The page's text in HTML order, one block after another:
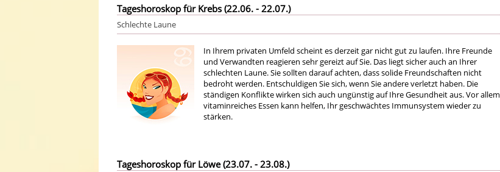
Tageshoroskop für Krebs (22.06. - 22.07.)
Schlechte Laune
In Ihrem privaten Umfeld scheint es derzeit gar nicht gut zu laufen. Ihre Freunde
und Verwandten reagieren sehr gereizt auf Sie. Das liegt sicher auch an Ihrer
schlechten Laune. Sie sollten darauf achten, dass solide Freundschaften nicht
bedroht werden. Entschuldigen Sie sich, wenn Sie andere verletzt haben. Die
ständigen Konflikte wirken sich auch ungünstig auf Ihre Gesundheit aus. Vor allem
vitaminreiches Essen kann helfen, Ihr geschwächtes Immunsystem wieder zu
stärken.
Tageshoroskop für Löwe (23.07. - 23.08.)